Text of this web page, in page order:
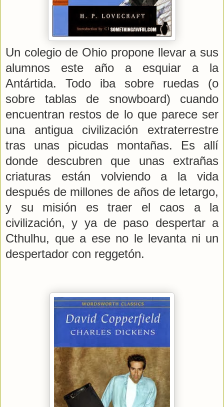
Un colegio de Ohio propone llevar a sus
alumnos este año a esquiar a la
Antártida. Todo iba sobre ruedas (o
sobre tablas de snowboard) cuando
encuentran restos de lo que parece ser
una antigua civilización extraterrestre
tras unas picudas montañas. Es allí
donde descubren que unas extrañas
criaturas están volviendo a la vida
después de millones de años de letargo,
y su misión es traer el caos a la
civilización, y ya de paso despertar a
Cthulhu, que a ese no le levanta ni un
despertador con reggetón.